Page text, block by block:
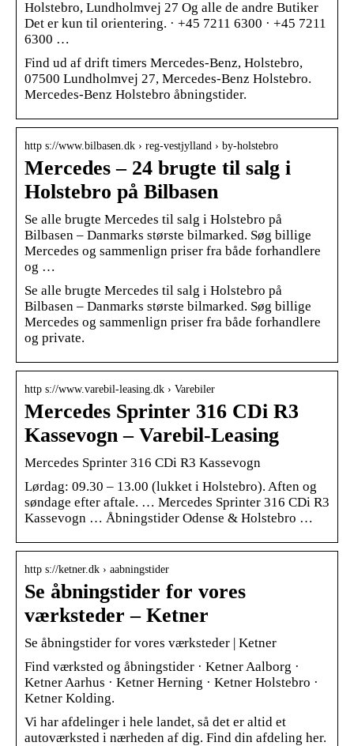
Holstebro, Lundholmvej 27 Og alle de andre Butiker
Det er kun til orientering. · +45 7211 6300 · +45 7211
6300 …
Find ud af drift timers Mercedes-Benz, Holstebro,
07500 Lundholmvej 27, Mercedes-Benz Holstebro.
Mercedes-Benz Holstebro åbningstider.
http s://www.bilbasen.dk › reg-vestjylland › by-holstebro
Mercedes – 24 brugte til salg i
Holstebro på Bilbasen
Se alle brugte Mercedes til salg i Holstebro på
Bilbasen – Danmarks største bilmarked. Søg billige
Mercedes og sammenlign priser fra både forhandlere
og …
Se alle brugte Mercedes til salg i Holstebro på
Bilbasen – Danmarks største bilmarked. Søg billige
Mercedes og sammenlign priser fra både forhandlere
og private.
http s://www.varebil-leasing.dk › Varebiler
Mercedes Sprinter 316 CDi R3
Kassevogn – Varebil-Leasing
Mercedes Sprinter 316 CDi R3 Kassevogn
Lørdag: 09.30 – 13.00 (lukket i Holstebro). Aften og
søndage efter aftale. … Mercedes Sprinter 316 CDi R3
Kassevogn … Åbningstider Odense & Holstebro …
http s://ketner.dk › aabningstider
Se åbningstider for vores
værksteder – Ketner
Se åbningstider for vores værksteder | Ketner
Find værksted og åbningstider · Ketner Aalborg ·
Ketner Aarhus · Ketner Herning · Ketner Holstebro ·
Ketner Kolding.
Vi har afdelinger i hele landet, så det er altid et
autoværksted i nærheden af dig. Find din afdeling her.